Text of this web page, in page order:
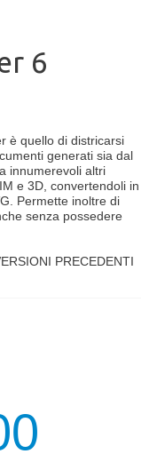
6
è quello di districarsi
generati sia dal
innumerevoli altri
e 3D, convertendoli in
Permette inoltre di
senza possedere
PRECEDENTI